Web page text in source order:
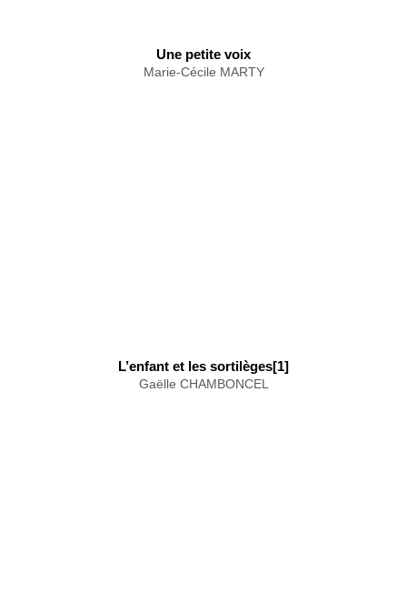
Une petite voix
Marie-Cécile MARTY
L’enfant et les sortilèges[1]
Gaëlle CHAMBONCEL